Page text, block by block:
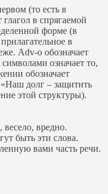
(то есть в
в спрягаемой
форме (в
в
Adv-о обозначает
означает то,
обозначает
долг – защитить
этой структуры).
вредно.
быть эти слова.
вами часть речи.